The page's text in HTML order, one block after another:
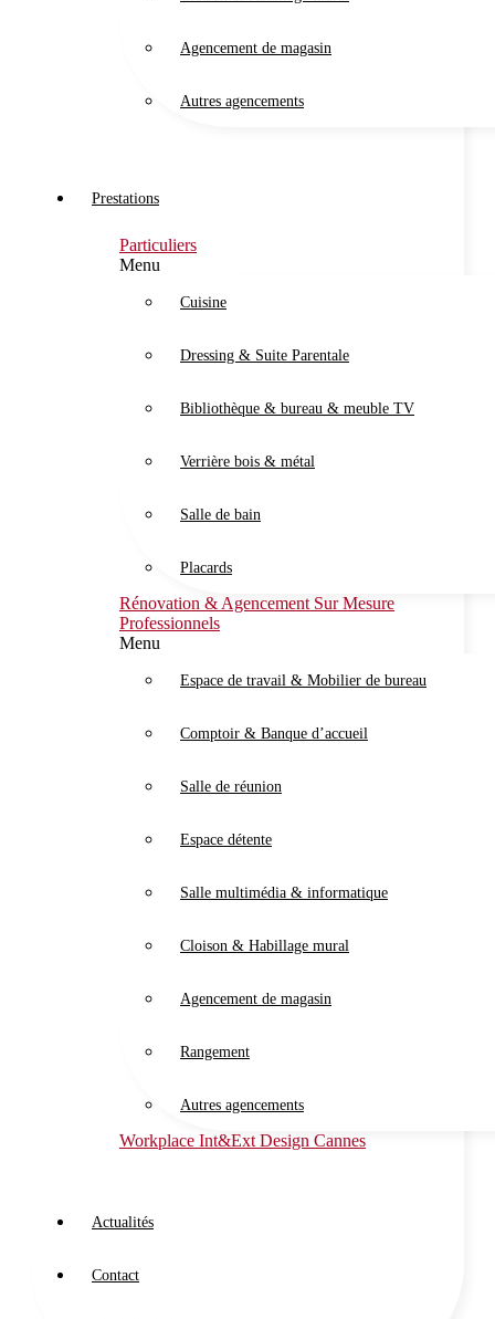
Agencement de magasin
Autres agencements
Prestations
Particuliers
Menu
Cuisine
Dressing & Suite Parentale
Bibliothèque & bureau & meuble TV
Verrière bois & métal
Salle de bain
Placards
Rénovation & Agencement Sur Mesure
Professionnels
Menu
Espace de travail & Mobilier de bureau
Comptoir & Banque d’accueil
Salle de réunion
Espace détente
Salle multimédia & informatique
Cloison & Habillage mural
Agencement de magasin
Rangement
Autres agencements
Workplace Int&Ext Design Cannes
Actualités
Contact